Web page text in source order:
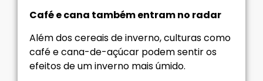
Café e cana também entram no radar
Além dos cereais de inverno, culturas como
café e cana-de-açúcar podem sentir os
efeitos de um inverno mais úmido.